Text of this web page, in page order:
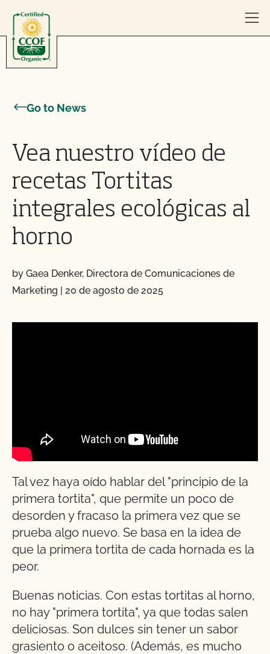
Go to News
Vea nuestro vídeo de
recetas Tortitas
integrales ecológicas al
horno
by Gaea Denker, Directora de Comunicaciones de
Marketing | 20 de agosto de 2025
Tal vez haya oído hablar del "principio de la
primera tortita", que permite un poco de
desorden y fracaso la primera vez que se
prueba algo nuevo. Se basa en la idea de
que la primera tortita de cada hornada es la
peor.
Buenas noticias. Con estas tortitas al horno,
no hay "primera tortita", ya que todas salen
deliciosas. Son dulces sin tener un sabor
grasiento o aceitoso. (Además, es mucho